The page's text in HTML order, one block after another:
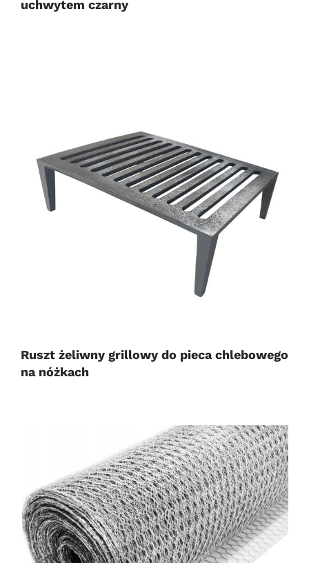
uchwytem czarny
Ruszt żeliwny grillowy do pieca chlebowego
na nóżkach